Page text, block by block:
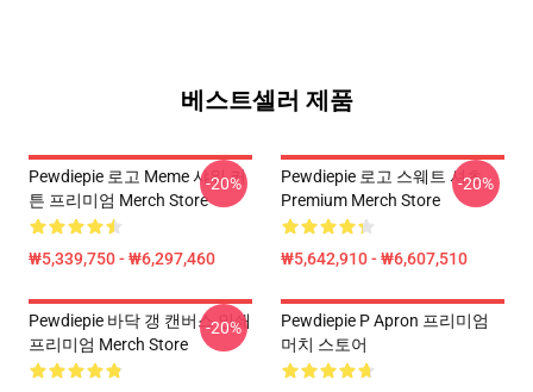
베스트셀러 제품
Pewdiepie 로고 Meme 샤워 커
튼 프리미엄 Merch Store
₩5,339,750 - ₩6,297,460
-20%
Pewdiepie 로고 스웨트 셔츠
Premium Merch Store
₩5,642,910 - ₩6,607,510
-20%
Pewdiepie 바닥 갱 캔버스 인쇄
프리미엄 Merch Store
-20%
Pewdiepie P Apron 프리미엄
머치 스토어